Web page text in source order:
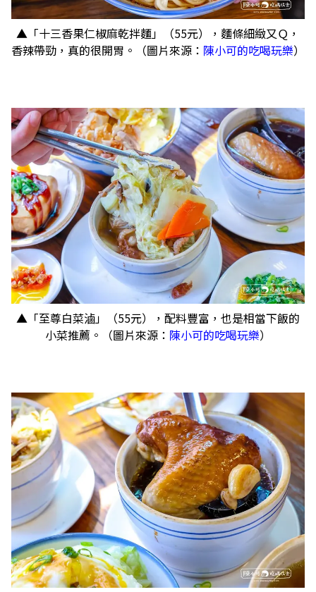
▲「十三香果仁椒麻乾拌麵」（55元），麵條細緻又Ｑ，
香辣帶勁，真的很開胃。（圖片來源： 陳小可的吃喝玩樂）
▲「至尊白菜滷」（55元），配料豐富，也是相當下飯的
小菜推薦。（圖片來源： 陳小可的吃喝玩樂）